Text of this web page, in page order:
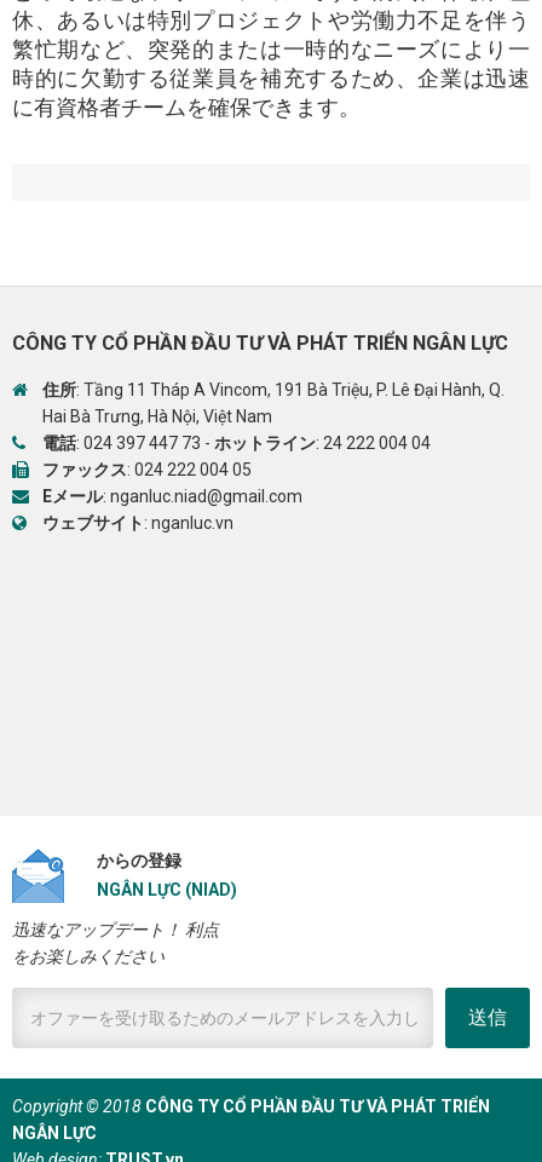
休、あるいは特別プロジェクトや労働力不足を伴う
繁忙期など、突発的または一時的なニーズにより一
時的に欠勤する従業員を補充するため、企業は迅速
に有資格者チームを確保できます。
CÔNG TY CỔ PHẦN ĐẦU TƯ VÀ PHÁT TRIỂN NGÂN LỰC
住所: Tầng 11 Tháp A Vincom, 191 Bà Triệu, P. Lê Đại Hành, Q.
Hai Bà Trưng, Hà Nội, Việt Nam
電話: 024 397 447 73 - ホットライン: 24 222 004 04
ファックス: 024 222 004 05
Eメール: nganluc.niad@gmail.com
ウェブサイト: nganluc.vn
からの登録
NGÂN LỰC (NIAD)
迅速なアップデート！ 利点
をお楽しみください
送信
Copyright © 2018 CÔNG TY CỔ PHẦN ĐẦU TƯ VÀ PHÁT TRIỂN
NGÂN LỰC